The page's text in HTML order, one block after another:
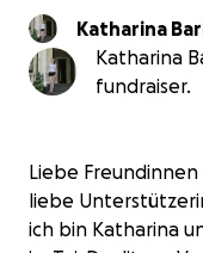
Katharina
Katharina
fundraiser.
Liebe
liebe
ich bin Katharina